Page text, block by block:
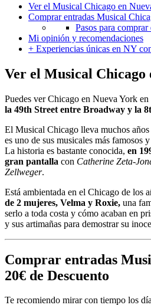
Ver el Musical Chicago en
Comprar entradas Musical
Pasos para
Mi opinión y recomendaciones
+ Experiencias únicas en NY
Ver el Musical Chicago
Puedes ver Chicago en Nueva York en
la 49th Street entre Broadway y la
El Musical Chicago lleva muchos
es uno de sus musicales más famosos
La historia es bastante conocida, en
gran pantalla con Catherine Zeta-
Zellweger.
Está ambientada en el Chicago de los
de 2 mujeres, Velma y Roxie, una
serlo a toda costa y cómo acaban en
y sus artimañas para demostrar su
Comprar entradas
20€ de Descuento
Te recomiendo mirar con tiempo los